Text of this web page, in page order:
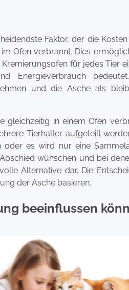
Faktor, der die
Ofen verbrannt. Dies
für jedes Tier
Energieverbrauch
und die Asche als
gleichzeitig in einem Ofen
Tierhalter aufgeteilt
es wird nur eine
wünschen und bei
Alternative dar. Die
der Asche basieren.
beeinflussen